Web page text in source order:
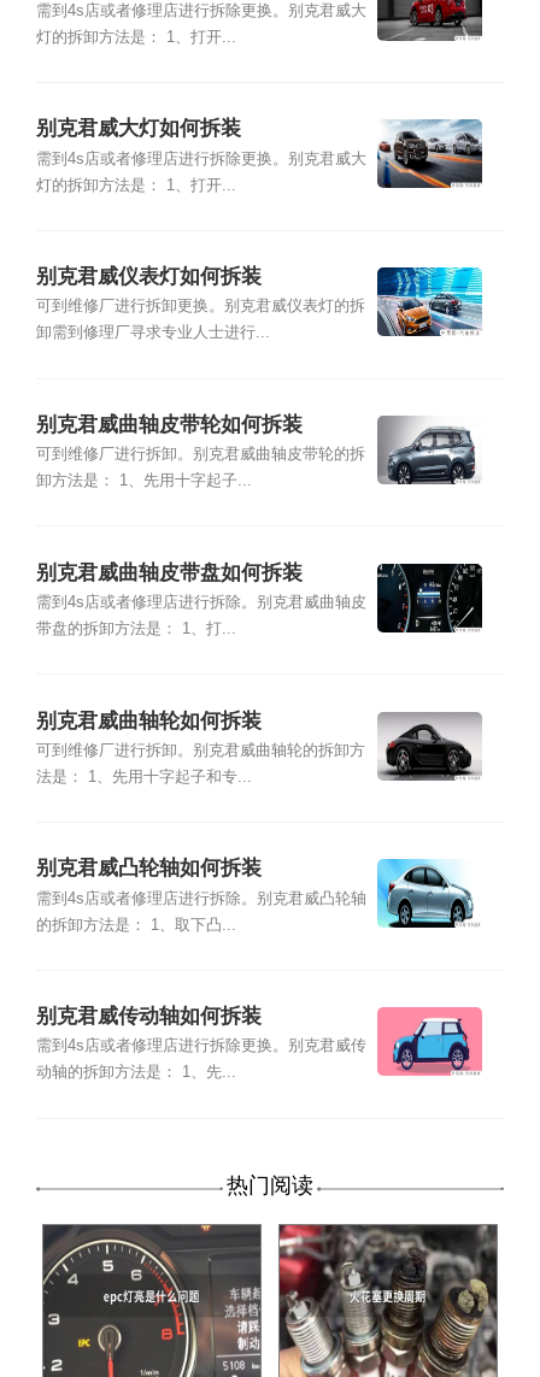
需到4s店或者修理店进行拆除更换。别克君威大
灯的拆卸方法是： 1、打开...
别克君威大灯如何拆装
需到4s店或者修理店进行拆除更换。别克君威大
灯的拆卸方法是： 1、打开...
别克君威仪表灯如何拆装
可到维修厂进行拆卸更换。别克君威仪表灯的拆
卸需到修理厂寻求专业人士进行...
别克君威曲轴皮带轮如何拆装
可到维修厂进行拆卸。别克君威曲轴皮带轮的拆
卸方法是： 1、先用十字起子...
别克君威曲轴皮带盘如何拆装
需到4s店或者修理店进行拆除。别克君威曲轴皮
带盘的拆卸方法是： 1、打...
别克君威曲轴轮如何拆装
可到维修厂进行拆卸。别克君威曲轴轮的拆卸方
法是： 1、先用十字起子和专...
别克君威凸轮轴如何拆装
需到4s店或者修理店进行拆除。别克君威凸轮轴
的拆卸方法是： 1、取下凸...
别克君威传动轴如何拆装
需到4s店或者修理店进行拆除更换。别克君威传
动轴的拆卸方法是： 1、先...
热门阅读